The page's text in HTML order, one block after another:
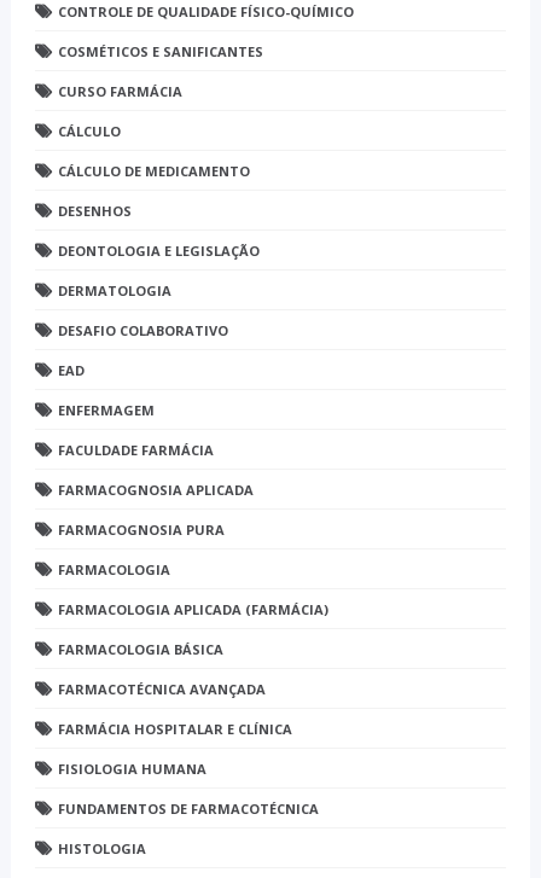
CONTROLE DE QUALIDADE FÍSICO-QUÍMICO
COSMÉTICOS E SANIFICANTES
CURSO FARMÁCIA
CÁLCULO
CÁLCULO DE MEDICAMENTO
DESENHOS
DEONTOLOGIA E LEGISLAÇÃO
DERMATOLOGIA
DESAFIO COLABORATIVO
EAD
ENFERMAGEM
FACULDADE FARMÁCIA
FARMACOGNOSIA APLICADA
FARMACOGNOSIA PURA
FARMACOLOGIA
FARMACOLOGIA APLICADA (FARMÁCIA)
FARMACOLOGIA BÁSICA
FARMACOTÉCNICA AVANÇADA
FARMÁCIA HOSPITALAR E CLÍNICA
FISIOLOGIA HUMANA
FUNDAMENTOS DE FARMACOTÉCNICA
HISTOLOGIA